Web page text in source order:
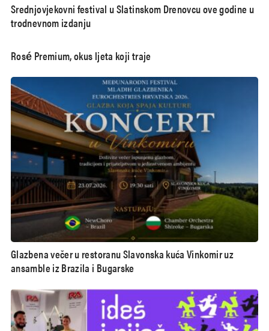
Srednjovjekovni festival u Slatinskom Drenovcu ove godine u
trodnevnom izdanju
Rosé Premium, okus ljeta koji traje
Glazbena večer u restoranu Slavonska kuća Vinkomir uz
ansamble iz Brazila i Bugarske